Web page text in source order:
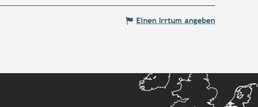
Einen Irrtum angeben